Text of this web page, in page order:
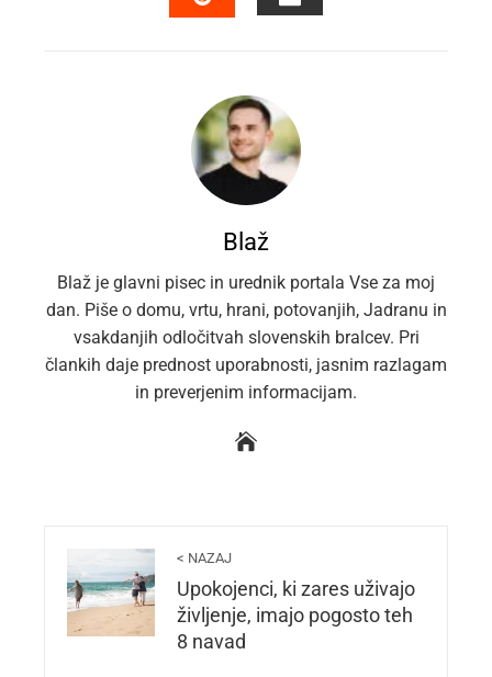
Blaž
Blaž je glavni pisec in urednik portala Vse za moj
dan. Piše o domu, vrtu, hrani, potovanjih, Jadranu in
vsakdanjih odločitvah slovenskih bralcev. Pri
člankih daje prednost uporabnosti, jasnim razlagam
in preverjenim informacijam.
< NAZAJ
Upokojenci, ki zares uživajo
življenje, imajo pogosto teh
8 navad